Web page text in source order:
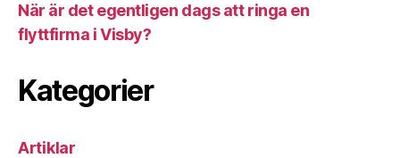
När är det egentligen dags att ringa en
flyttfirma i Visby?
Kategorier
Artiklar